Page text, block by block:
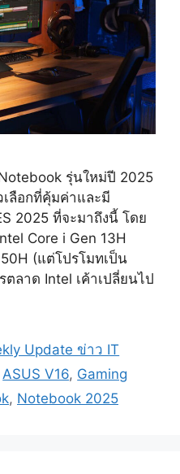
รุ่นใหม่ปี 2025
เลือกที่คุ้มค่าและมี
2025 ที่จะมาถึงนี้ โดย
Core i Gen 13H
(แต่โปรโมทเป็น
ตลาด Intel เค้าเปลี่ยนไป
Update ข่าว IT
ASUS V16, Gaming
, Notebook 2025